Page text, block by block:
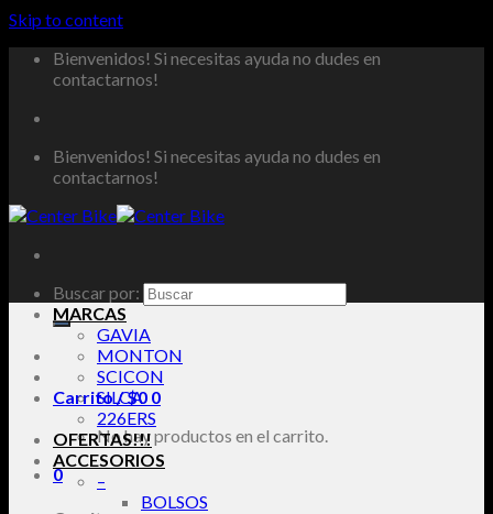
Skip to content
Bienvenidos! Si necesitas ayuda no dudes en
contactarnos!
Bienvenidos! Si necesitas ayuda no dudes en
contactarnos!
Buscar por:
Carrito /$0 0
No hay productos en el carrito.
0
MARCAS
GAVIA
MONTON
SCICON
SILCA
226ERS
OFERTAS!!!
ACCESORIOS
–
BOLSOS